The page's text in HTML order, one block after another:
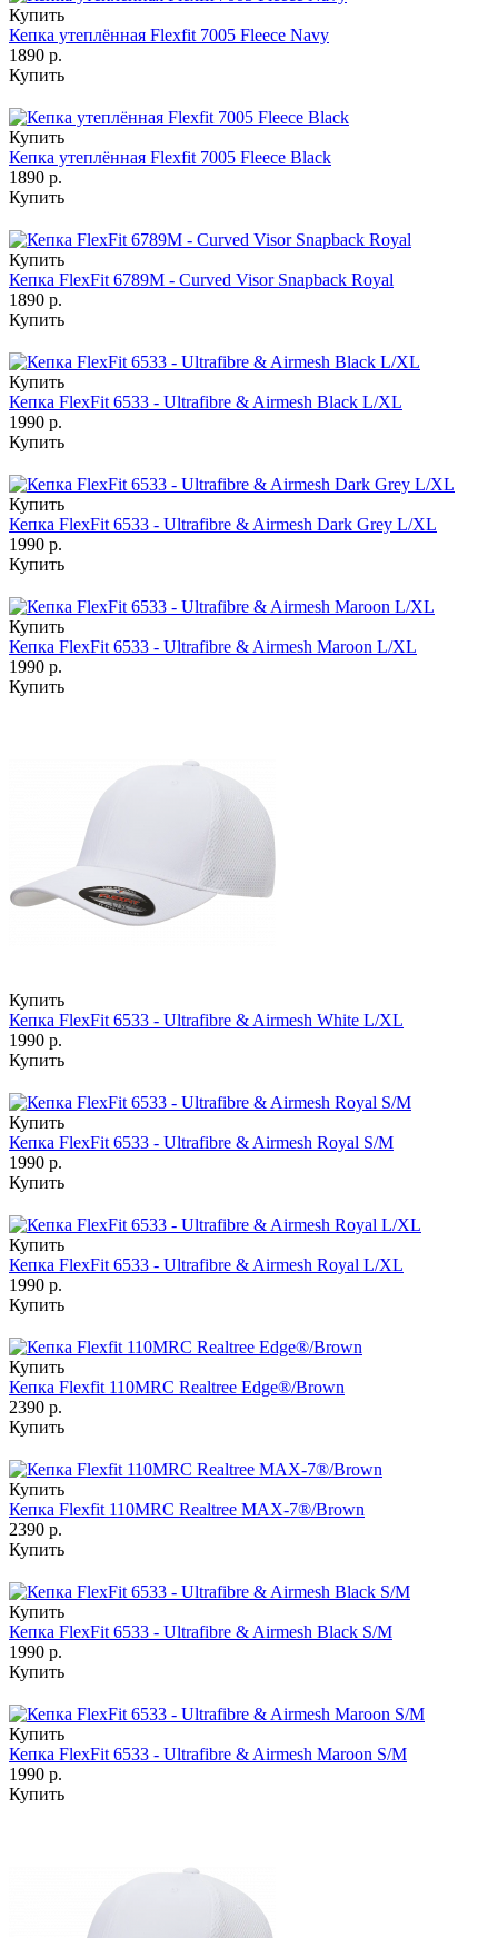
Купить
Кепка утеплённая Flexfit 7005 Fleece Navy
1890 р.
Купить
Купить
Кепка утеплённая Flexfit 7005 Fleece Black
1890 р.
Купить
Купить
Кепка FlexFit 6789M - Curved Visor Snapback Royal
1890 р.
Купить
Купить
Кепка FlexFit 6533 - Ultrafibre & Airmesh Black L/XL
1990 р.
Купить
Купить
Кепка FlexFit 6533 - Ultrafibre & Airmesh Dark Grey L/XL
1990 р.
Купить
Купить
Кепка FlexFit 6533 - Ultrafibre & Airmesh Maroon L/XL
1990 р.
Купить
Купить
Кепка FlexFit 6533 - Ultrafibre & Airmesh White L/XL
1990 р.
Купить
Купить
Кепка FlexFit 6533 - Ultrafibre & Airmesh Royal S/M
1990 р.
Купить
Купить
Кепка FlexFit 6533 - Ultrafibre & Airmesh Royal L/XL
1990 р.
Купить
Купить
Кепка Flexfit 110MRC Realtree Edge®/Brown
2390 р.
Купить
Купить
Кепка Flexfit 110MRC Realtree MAX-7®/Brown
2390 р.
Купить
Купить
Кепка FlexFit 6533 - Ultrafibre & Airmesh Black S/M
1990 р.
Купить
Купить
Кепка FlexFit 6533 - Ultrafibre & Airmesh Maroon S/M
1990 р.
Купить